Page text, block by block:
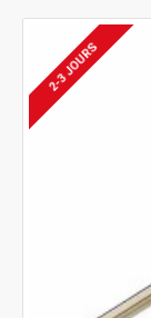
2-3 JOURS